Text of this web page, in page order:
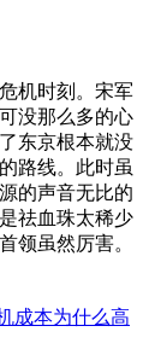
机时刻。宋军
没那么多的心
东京根本就没
路线。此时虽
的声音无比的
祛血珠太稀少
领虽然厉害。
成本为什么高